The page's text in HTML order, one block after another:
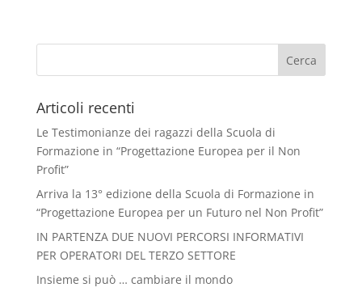
Articoli recenti
Le Testimonianze dei ragazzi della Scuola di
Formazione in “Progettazione Europea per il Non
Profit”
Arriva la 13° edizione della Scuola di Formazione in
“Progettazione Europea per un Futuro nel Non Profit”
IN PARTENZA DUE NUOVI PERCORSI INFORMATIVI
PER OPERATORI DEL TERZO SETTORE
Insieme si può … cambiare il mondo